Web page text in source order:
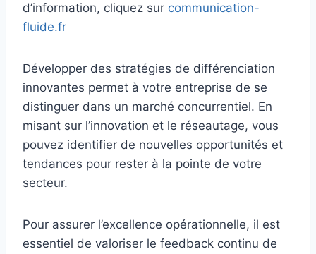
d’information, cliquez sur communication-
fluide.fr
Développer des stratégies de différenciation
innovantes permet à votre entreprise de se
distinguer dans un marché concurrentiel. En
misant sur l’innovation et le réseautage, vous
pouvez identifier de nouvelles opportunités et
tendances pour rester à la pointe de votre
secteur.
Pour assurer l’excellence opérationnelle, il est
essentiel de valoriser le feedback continu de